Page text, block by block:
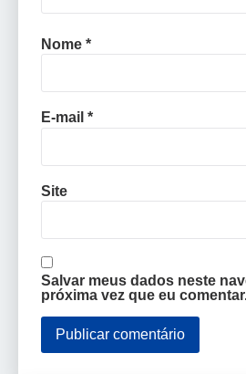
Nome *
E-mail *
Site
Salvar meus dados neste
próxima vez que eu